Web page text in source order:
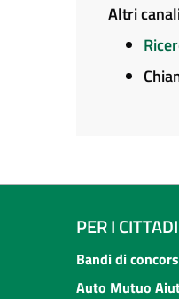
Altri
PER I
Bandi di
Auto Mutuo